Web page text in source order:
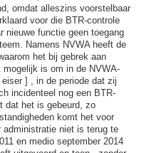
omdat alleszins voorstelbaar
voor die BTR-controle
nieuwe functie geen toegang
Namens NVWA heeft de
het bij gebrek aan
is om in de NVWA-
] , in de periode dat zij
incidenteel nog een BTR-
dat het is gebeurd, zo
komt het voor
niet is terug te
en medio september 2014